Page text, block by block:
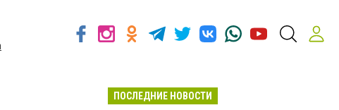
ПОСЛЕДНИЕ НОВОСТИ